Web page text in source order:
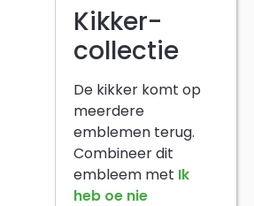
Kikker-
collectie
De kikker komt op
meerdere
emblemen terug.
Combineer dit
embleem met Ik
heb oe nie